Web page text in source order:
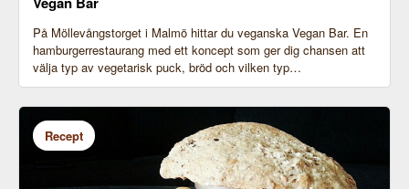
På Möllevångstorget i Malmö hittar du veganska Vegan Bar. En
hamburgerrestaurang med ett koncept som ger dig chansen att
välja typ av vegetarisk puck, bröd och vilken typ…
Recept